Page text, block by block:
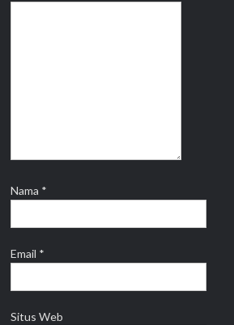
Nama *
Email *
Situs Web